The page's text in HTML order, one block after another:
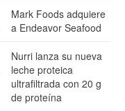
Mark Foods adquiere
a Endeavor Seafood
Nurri lanza su nueva
leche proteica
ultrafiltrada con 20 g
de proteína